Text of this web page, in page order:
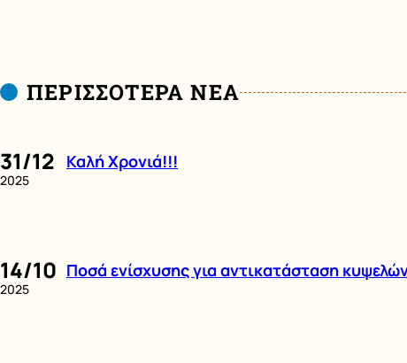
ΠΕΡΙΣΣΟΤΕΡΑ ΝΕΑ
31/12
2025
Καλή Χρονιά!!!
14/10
2025
Ποσά ενίσχυσης για αντικατάσταση